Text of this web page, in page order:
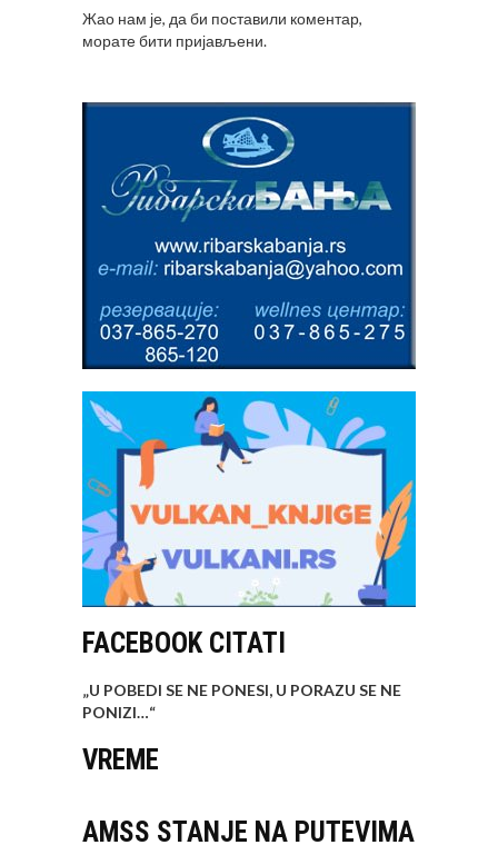
Жао нам је, да би поставили коментар,
моратебити пријављени.
FACEBOOK CITATI
„U POBEDI SE NE PONESI, U PORAZU SE NE
PONIZI…“
VREME
AMSS STANJE NA PUTEVIMA